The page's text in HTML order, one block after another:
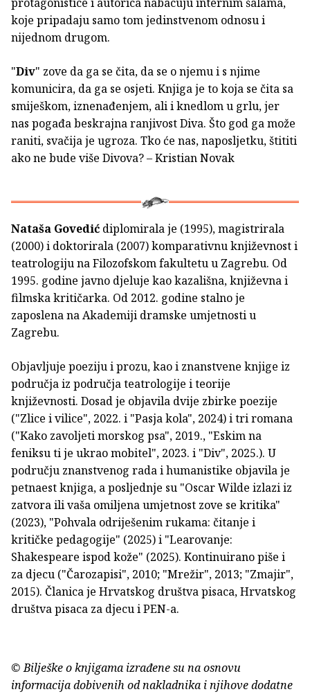
protagonistice i autorica nabacuju internim šalama,
koje pripadaju samo tom jedinstvenom odnosu i
nijednom drugom.
"Div" zove da ga se čita, da se o njemu i s njime
komunicira, da ga se osjeti. Knjiga je to koja se čita sa
smiješkom, iznenađenjem, ali i knedlom u grlu, jer
nas pogađa beskrajna ranjivost Diva. Što god ga može
raniti, svačija je ugroza. Tko će nas, naposljetku, štititi
ako ne bude više Divova? – Kristian Novak
Nataša Govedić diplomirala je (1995), magistrirala
(2000) i doktorirala (2007) komparativnu književnost i
teatrologiju na Filozofskom fakultetu u Zagrebu. Od
1995. godine javno djeluje kao kazališna, književna i
filmska kritičarka. Od 2012. godine stalno je
zaposlena na Akademiji dramske umjetnosti u
Zagrebu.
Objavljuje poeziju i prozu, kao i znanstvene knjige iz
područja iz područja teatrologije i teorije
književnosti. Dosad je objavila dvije zbirke poezije
("Zlice i vilice", 2022. i "Pasja kola", 2024) i tri romana
("Kako zavoljeti morskog psa", 2019., "Eskim na
feniksu ti je ukrao mobitel", 2023. i "Div", 2025.). U
području znanstvenog rada i humanistike objavila je
petnaest knjiga, a posljednje su "Oscar Wilde izlazi iz
zatvora ili vaša omiljena umjetnost zove se kritika"
(2023), "Pohvala odriješenim rukama: čitanje i
kritičke pedagogije" (2025) i "Learovanje:
Shakespeare ispod kože" (2025). Kontinuirano piše i
za djecu ("Čarozapisi", 2010; "Mrežir", 2013; "Zmajir",
2015). Članica je Hrvatskog društva pisaca, Hrvatskog
društva pisaca za djecu i PEN-a.
© Bilješke o knjigama izrađene su na osnovu
informacija dobivenih od nakladnika i njihove dodatne